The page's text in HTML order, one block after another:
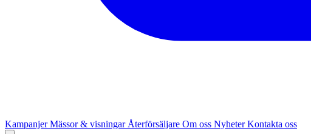
KampanjerMässor & visningar Återförsäljare Om oss NyheterKontakta oss